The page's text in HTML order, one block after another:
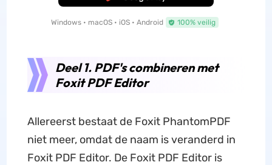
Windows • macOS • iOS • Android 100% veilig
Deel 1. PDF's combineren met
Foxit PDF Editor
Allereerst bestaat de Foxit PhantomPDF
niet meer, omdat de naam is veranderd in
Foxit PDF Editor. De Foxit PDF Editor is